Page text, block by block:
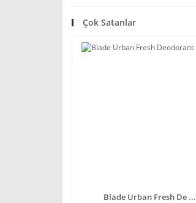
Çok Satanlar
Blade Urban Fresh De ...